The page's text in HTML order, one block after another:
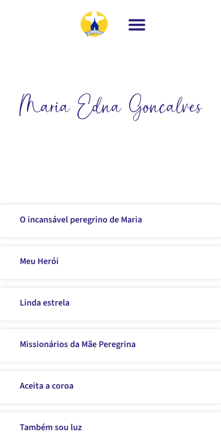
Maria Edna Gonçalves
O incansável peregrino de Maria
Meu Herói
Linda estrela
Missionários da Mãe Peregrina
Aceita a coroa
Também sou luz